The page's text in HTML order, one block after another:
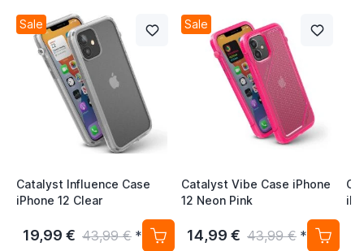
Sale
Catalyst Influence Case
iPhone 12 Clear
19,99 € 43,99 € *
Sale
Catalyst Vibe Case iPhone
12 Neon Pink
14,99 € 43,99 € *